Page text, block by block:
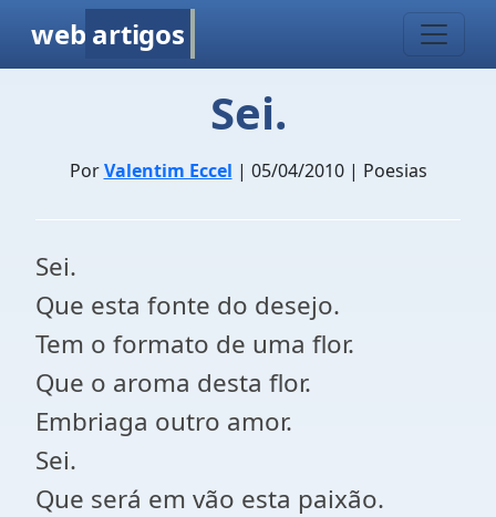
web artigos
Sei.
PorValentim Eccel | 05/04/2010 | Poesias
Sei.
Que esta fonte do desejo.
Tem o formato de uma flor.
Que o aroma desta flor.
Embriaga outro amor.
Sei.
Que será em vão esta paixão.